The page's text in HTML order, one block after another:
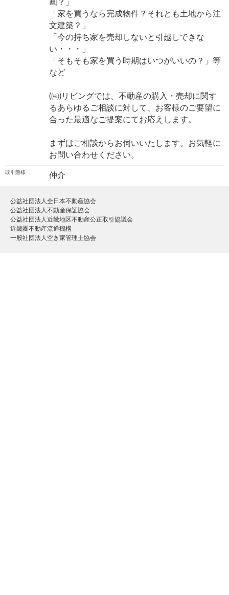
画？」
「家を買うなら完成物件？それとも土地から注
文建築？」
「今の持ち家を売却しないと引越しできな
い・・・」
「そもそも家を買う時期はいつがいいの？」等
など
(㈱)リビングでは、不動産の購入・売却に関す
るあらゆるご相談に対して、お客様のご要望に
合った最適なご提案にてお応えします。
まずはご相談からお伺いいたします。お気軽に
お問い合わせください。
取引態様 仲介
公益社団法人全日本不動産協会
公益社団法人不動産保証協会
公益社団法人近畿地区不動産公正取引協議会
近畿圏不動産流通機構
一般社団法人空き家管理士協会